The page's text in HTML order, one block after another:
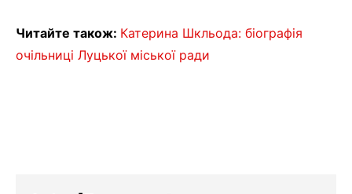
Читайте також: Катерина Шкльода: біографія
очільниці Луцької міської ради